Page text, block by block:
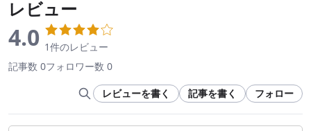
レビュー
4.0 1件のレビュー
記事数 0フォロワー数 0
レビューを書く 記事を書く フォロー